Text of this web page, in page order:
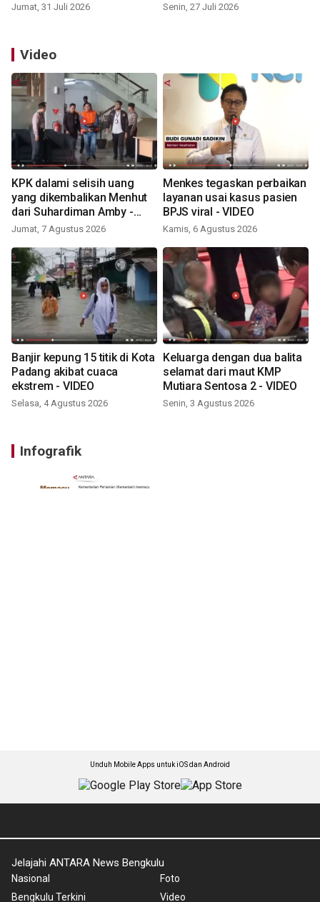
Jumat, 31 Juli 2026 Senin, 27 Juli 2026
Video
KPK dalami selisih uang
yang dikembalikan Menhut
dari Suhardiman Amby -
VIDEO
Jumat, 7 Agustus 2026
Menkes tegaskan perbaikan
layanan usai kasus pasien
BPJS viral - VIDEO
Kamis, 6 Agustus 2026
Banjir kepung 15 titik di Kota
Padang akibat cuaca
ekstrem - VIDEO
Selasa, 4 Agustus 2026
Keluarga dengan dua balita
selamat dari maut KMP
Mutiara Sentosa 2 - VIDEO
Senin, 3 Agustus 2026
Infografik
Unduh Mobile Apps untuk iOS dan Android
Jelajahi ANTARA News Bengkulu
Nasional
Bengkulu Terkini
Foto
Video